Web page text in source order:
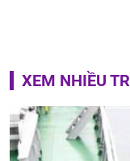
XEM NHIỀU